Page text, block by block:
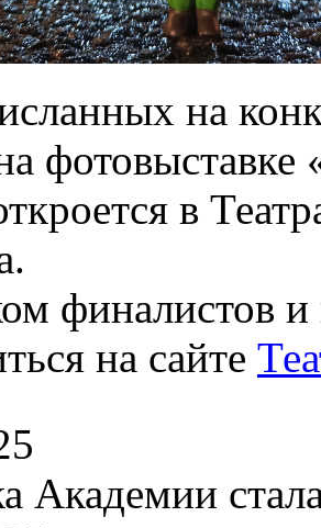
на
фотовыставке
в
финалистов
на сайте
Академии